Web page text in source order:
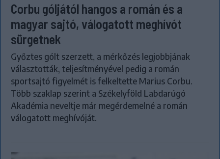
Corbu góljától hangos a román és a
magyar sajtó, válogatott meghívót
sürgetnek
Győztes gólt szerzett, a mérkőzés legjobbjának
választották, teljesítményével pedig a román
sportsajtó figyelmét is felkeltette Marius Corbu.
Több szaklap szerint a Székelyföld Labdarúgó
Akadémia neveltje már megérdemelné a román
válogatott meghívóját.